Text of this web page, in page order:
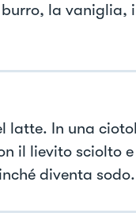
la vaniglia,
latte. In una
il lievito sciolto
diventa sodo.